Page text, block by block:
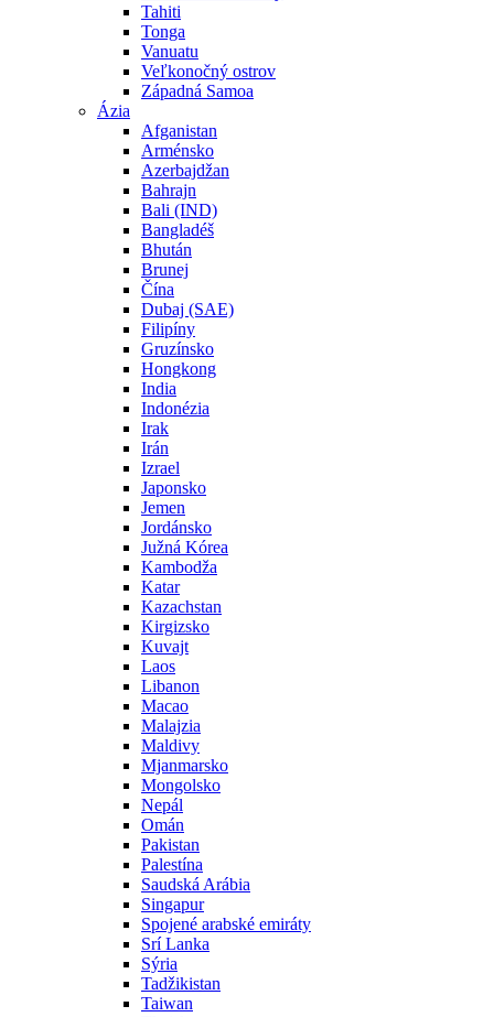
Tahiti
Tonga
Vanuatu
Veľkonočný ostrov
Západná Samoa
Ázia
Afganistan
Arménsko
Azerbajdžan
Bahrajn
Bali (IND)
Bangladéš
Bhután
Brunej
Čína
Dubaj (SAE)
Filipíny
Gruzínsko
Hongkong
India
Indonézia
Irak
Irán
Izrael
Japonsko
Jemen
Jordánsko
Južná Kórea
Kambodža
Katar
Kazachstan
Kirgizsko
Kuvajt
Laos
Libanon
Macao
Malajzia
Maldivy
Mjanmarsko
Mongolsko
Nepál
Omán
Pakistan
Palestína
Saudská Arábia
Singapur
Spojené arabské emiráty
Srí Lanka
Sýria
Tadžikistan
Taiwan